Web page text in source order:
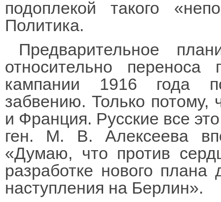
подоплекой такого
Политика.
Предварительное
относительно
кампании 1916 года
забвению. Только потому,
и Франция. Русские все
ген. М. В. Алексеева
«Думаю, что против
разработке нового
наступления на Берлин».